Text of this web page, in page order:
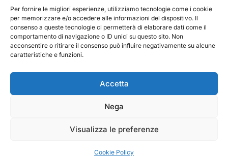
Per fornire le migliori esperienze, utilizziamo tecnologie come i cookie
per memorizzare e/o accedere alle informazioni del dispositivo. Il
consenso a queste tecnologie ci permetterà di elaborare dati come il
comportamento di navigazione o ID unici su questo sito. Non
acconsentire o ritirare il consenso può influire negativamente su alcune
caratteristiche e funzioni.
Accetta
Nega
Visualizza le preferenze
Cookie Policy
Cerca
TRAKS
Dal 2014 musica indipendente ed emergente